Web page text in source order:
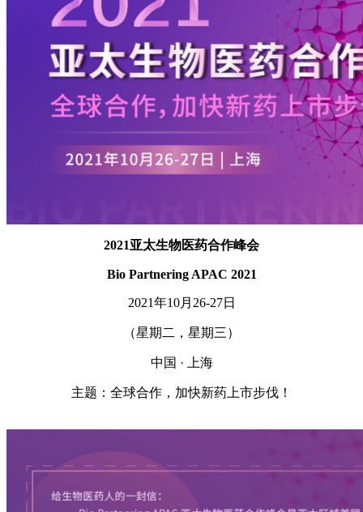
2021亚太生物医药合作峰会
Bio Partnering APAC 2021
2021年10月26-27日
（星期二，星期三）
中国 · 上海
主题：全球合作，加快新药上市步伐！